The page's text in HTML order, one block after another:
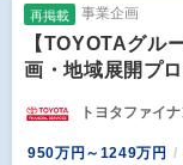
再掲載 事業企画
【TOYOTAグル
画・地域展開プ
トヨタファイ
950万円～1249万円